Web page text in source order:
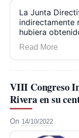
La Junta
indirectamente
hubiera
Read More
VIII Congreso
Rivera en su
On 14/10/2022